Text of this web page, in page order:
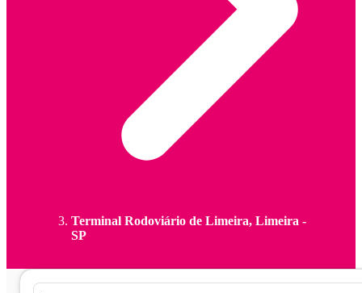
Terminal Rodoviário de Limeira, Limeira -
SP